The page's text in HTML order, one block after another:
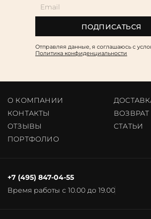
ПОДПИСАТЬСЯ
Отправляя данные, я соглашаюсь c
Политика конфиденциальности
О КОМПАНИИ
КОНТАКТЫ
ВОЗВРАТ
ОТЗЫВЫ
CТАТЬИ
ПОРТФОЛИО
Время работы с 10.00 до 19.00
+7 (495) 847-04-55